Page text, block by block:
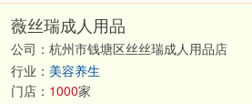
薇丝瑞成人用品
公司：杭州市钱塘区丝丝瑞成人用品店
行业： 美容养生
门店： 1000家